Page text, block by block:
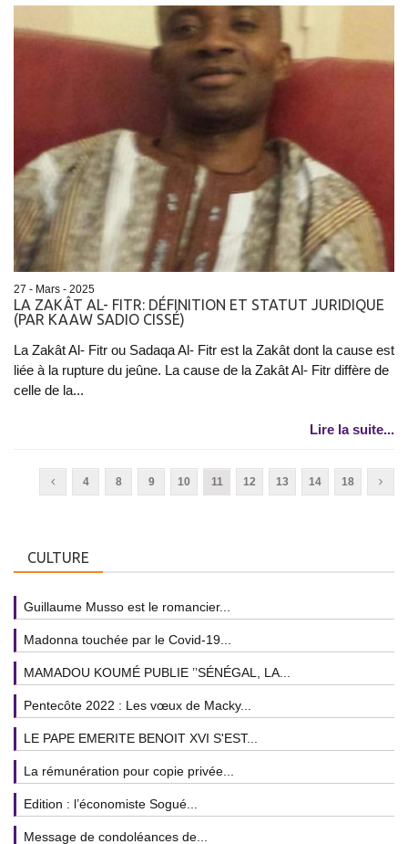
27 - Mars - 2025
LA ZAKÂT AL- FITR: DÉFINITION ET STATUT JURIDIQUE
(PAR KAAW SADIO CISSÉ)
La Zakât Al- Fitr ou Sadaqa Al- Fitr est la Zakât dont la cause est
liée à la rupture du jeûne. La cause de la Zakât Al- Fitr diffère de
celle de la...
Lire la suite...
4 8 9 10 11 12 13 14 18
CULTURE
Guillaume Musso est le romancier...
Madonna touchée par le Covid-19...
MAMADOU KOUMÉ PUBLIE ’’SÉNÉGAL, LA...
Pentecôte 2022 : Les vœux de Macky...
LE PAPE EMERITE BENOIT XVI S'EST...
La rémunération pour copie privée...
Edition : l’économiste Sogué...
Message de condoléances de...